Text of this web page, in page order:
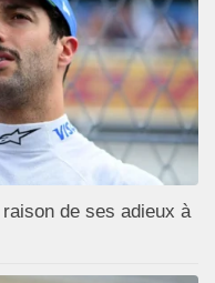
de ses adieux à